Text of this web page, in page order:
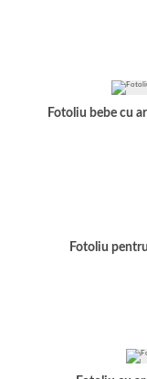
Fotoliu bebe cu
Fotoliu